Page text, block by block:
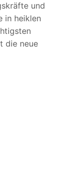
und
in heiklen
die neue